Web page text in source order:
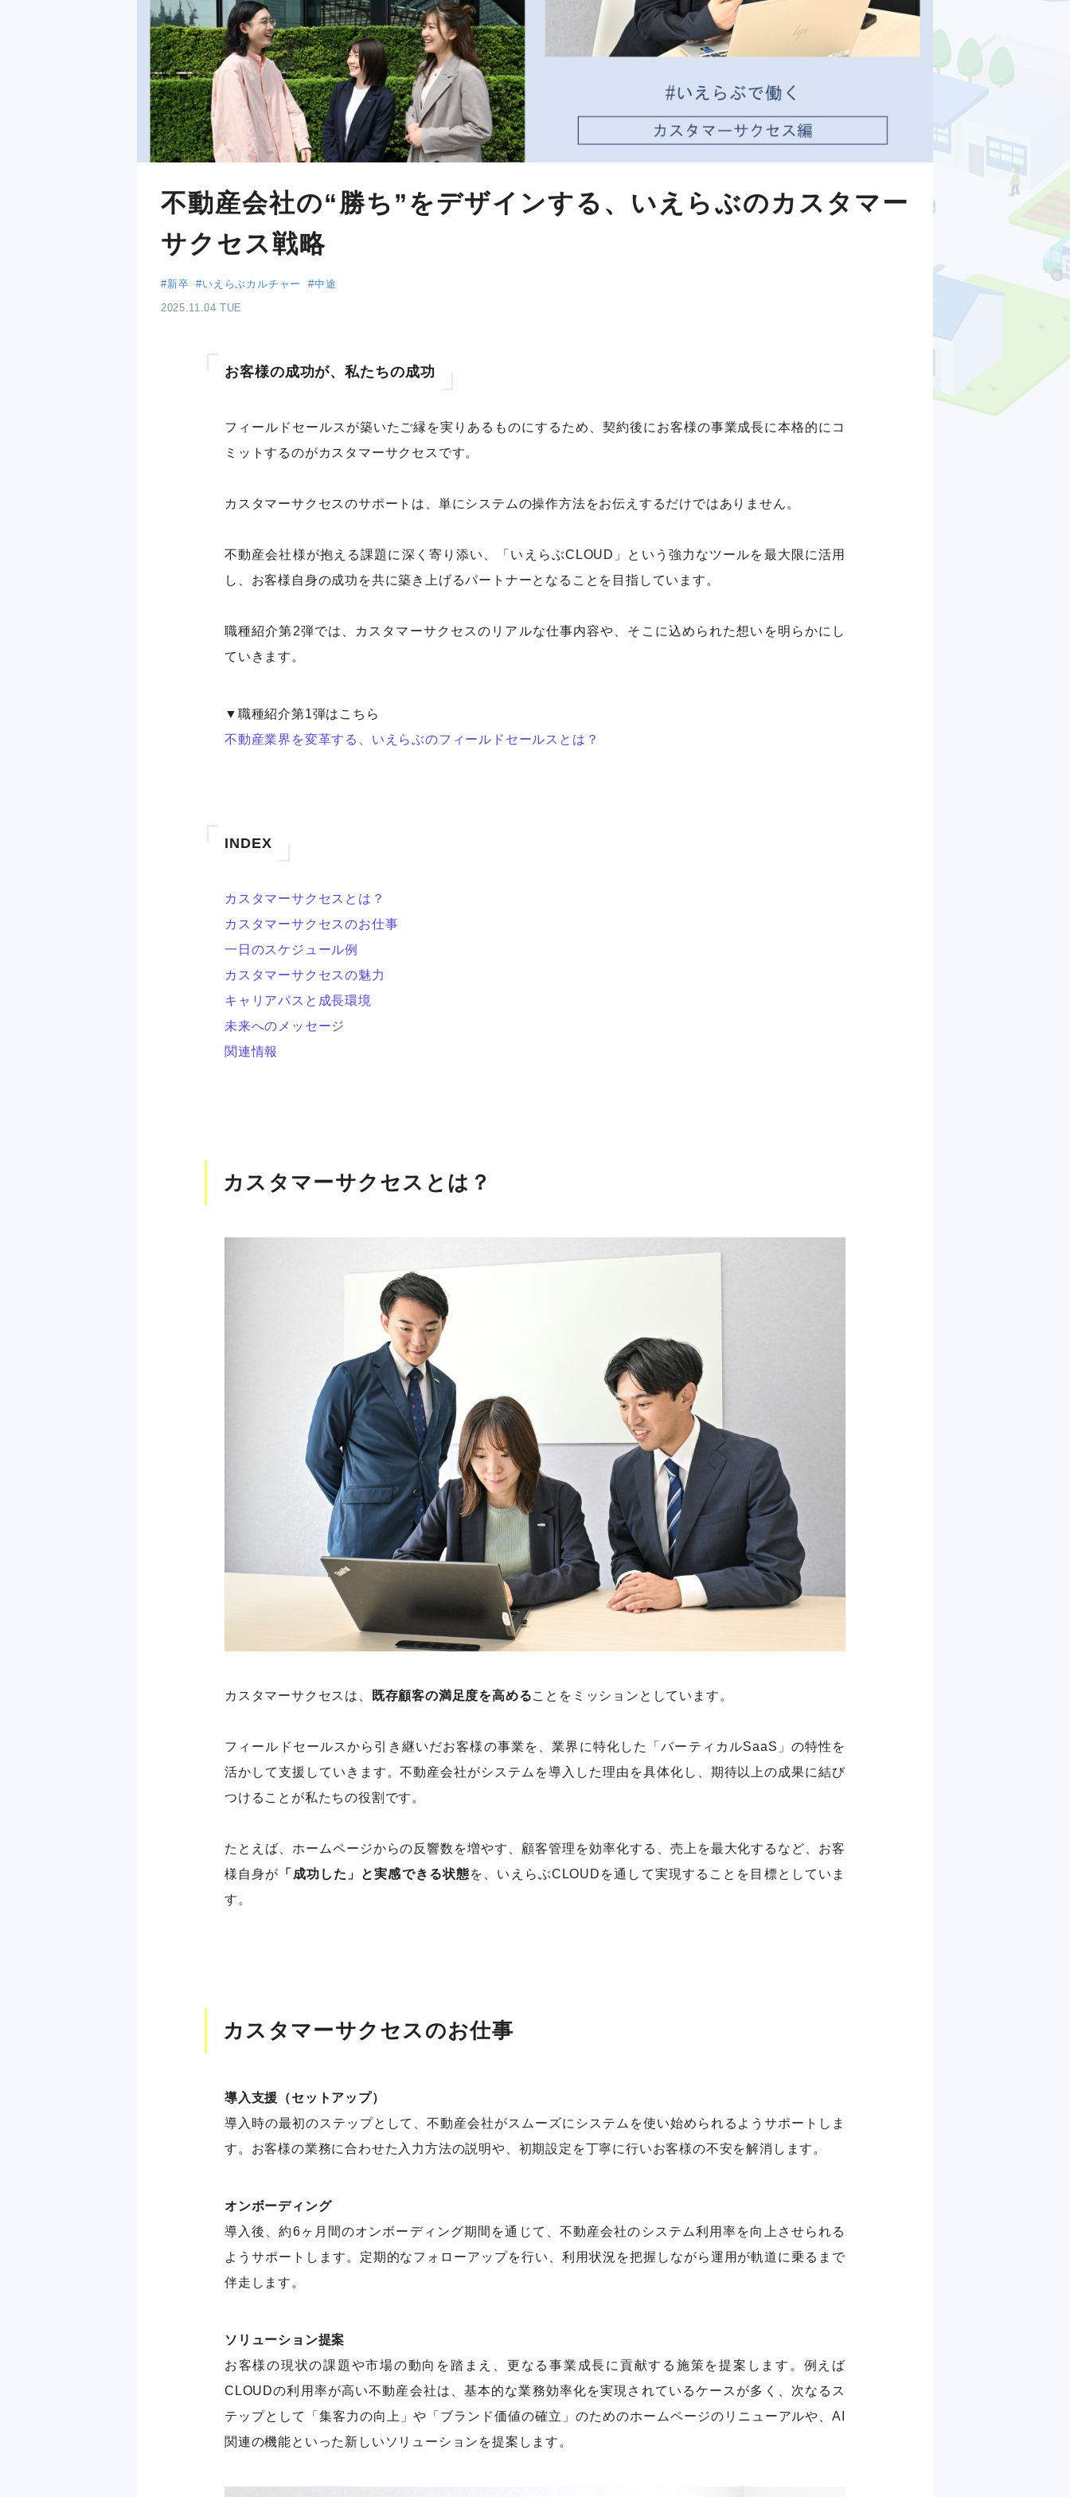
不動産会社の“勝ち”をデザインする、いえらぶのカスタマー
サクセス戦略
#新卒 #いえらぶカルチャー
#中途
2025.11.04 TUE
お客様の成功が、私たちの成功
フィールドセールスが築いたご縁を実りあるものにするため、契約後にお客様の事業成長に本格的にコ
ミットするのがカスタマーサクセスです。
カスタマーサクセスのサポートは、単にシステムの操作方法をお伝えするだけではありません。
不動産会社様が抱える課題に深く寄り添い、「いえらぶCLOUD」という強力なツールを最大限に活用
し、お客様自身の成功を共に築き上げるパートナーとなることを目指しています。
職種紹介第2弾では、カスタマーサクセスのリアルな仕事内容や、そこに込められた想いを明らかにし
ていきます。
▼職種紹介第1弾はこちら
不動産業界を変革する、いえらぶのフィールドセールスとは？
INDEX
カスタマーサクセスとは？
カスタマーサクセスのお仕事
一日のスケジュール例
カスタマーサクセスの魅力
キャリアパスと成長環境
未来へのメッセージ
関連情報
カスタマーサクセスとは？
カスタマーサクセスは、 既存顧客の満足度を高めることをミッションとしています。
フィールドセールスから引き継いだお客様の事業を、業界に特化した「バーティカルSaaS」の特性を
活かして支援していきます。不動産会社がシステムを導入した理由を具体化し、期待以上の成果に結び
つけることが私たちの役割です。
たとえば、ホームページからの反響数を増やす、顧客管理を効率化する、売上を最大化するなど、お客
様自身が 「成功した」と実感できる状態を、いえらぶCLOUDを通して実現することを目標としていま
す。
カスタマーサクセスのお仕事
導入支援（セットアップ）
導入時の最初のステップとして、不動産会社がスムーズにシステムを使い始められるようサポートしま
す。お客様の業務に合わせた入力方法の説明や、初期設定を丁寧に行いお客様の不安を解消します。
オンボーディング
導入後、約6ヶ月間のオンボーディング期間を通じて、不動産会社のシステム利用率を向上させられる
ようサポートします。定期的なフォローアップを行い、利用状況を把握しながら運用が軌道に乗るまで
伴走します。
ソリューション提案
お客様の現状の課題や市場の動向を踏まえ、更なる事業成長に貢献する施策を提案します。例えば
CLOUDの利用率が高い不動産会社は、基本的な業務効率化を実現されているケースが多く、次なるス
テップとして「集客力の向上」や「ブランド価値の確立」のためのホームページのリニューアルや、AI
関連の機能といった新しいソリューションを提案します。